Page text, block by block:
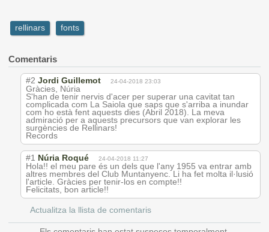
rellinars fonts
Comentaris
#2 Jordi Guillemot 24-04-2018 23:03
Gràcies, Núria
S'han de tenir nervis d'acer per superar una cavitat tan
complicada com La Saiola que saps que s'arriba a inundar
com ho està fent aquests dies (Abril 2018). La meva
admiració per a aquests precursors que van explorar les
surgències de Rellinars!
Records
#1 Núria Roqué 24-04-2018 11:27
Hola!! el meu pare és un dels que l'any 1955 va entrar amb
altres membres del Club Muntanyenc. Li ha fet molta il·lusió
l'article. Gràcies per tenir-los en compte!!
Felicitats, bon article!!
Actualitza la llista de comentaris